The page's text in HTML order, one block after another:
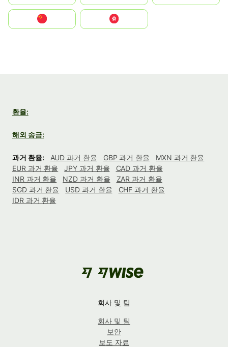
中國香港特別行政區
환율:
해외 송금:
과거 환율: AUD 과거 환율 GBP 과거 환율
MXN 과거 환율
EUR 과거 환율
JPY 과거 환율
CAD 과거 환율
INR 과거 환율
NZD 과거 환율
ZAR 과거 환율
SGD 과거 환율
USD 과거 환율
CHF 과거 환율
IDR 과거 환율
회사 및 팀
회사 및 팀
보안
보도 자료